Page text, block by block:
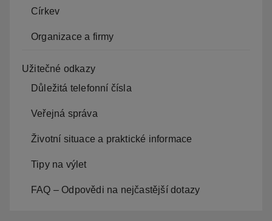
Církev
Organizace a firmy
Užitečné odkazy
Důležitá telefonní čísla
Veřejná správa
Životní situace a praktické informace
Tipy na výlet
FAQ – Odpovědi na nejčastější dotazy